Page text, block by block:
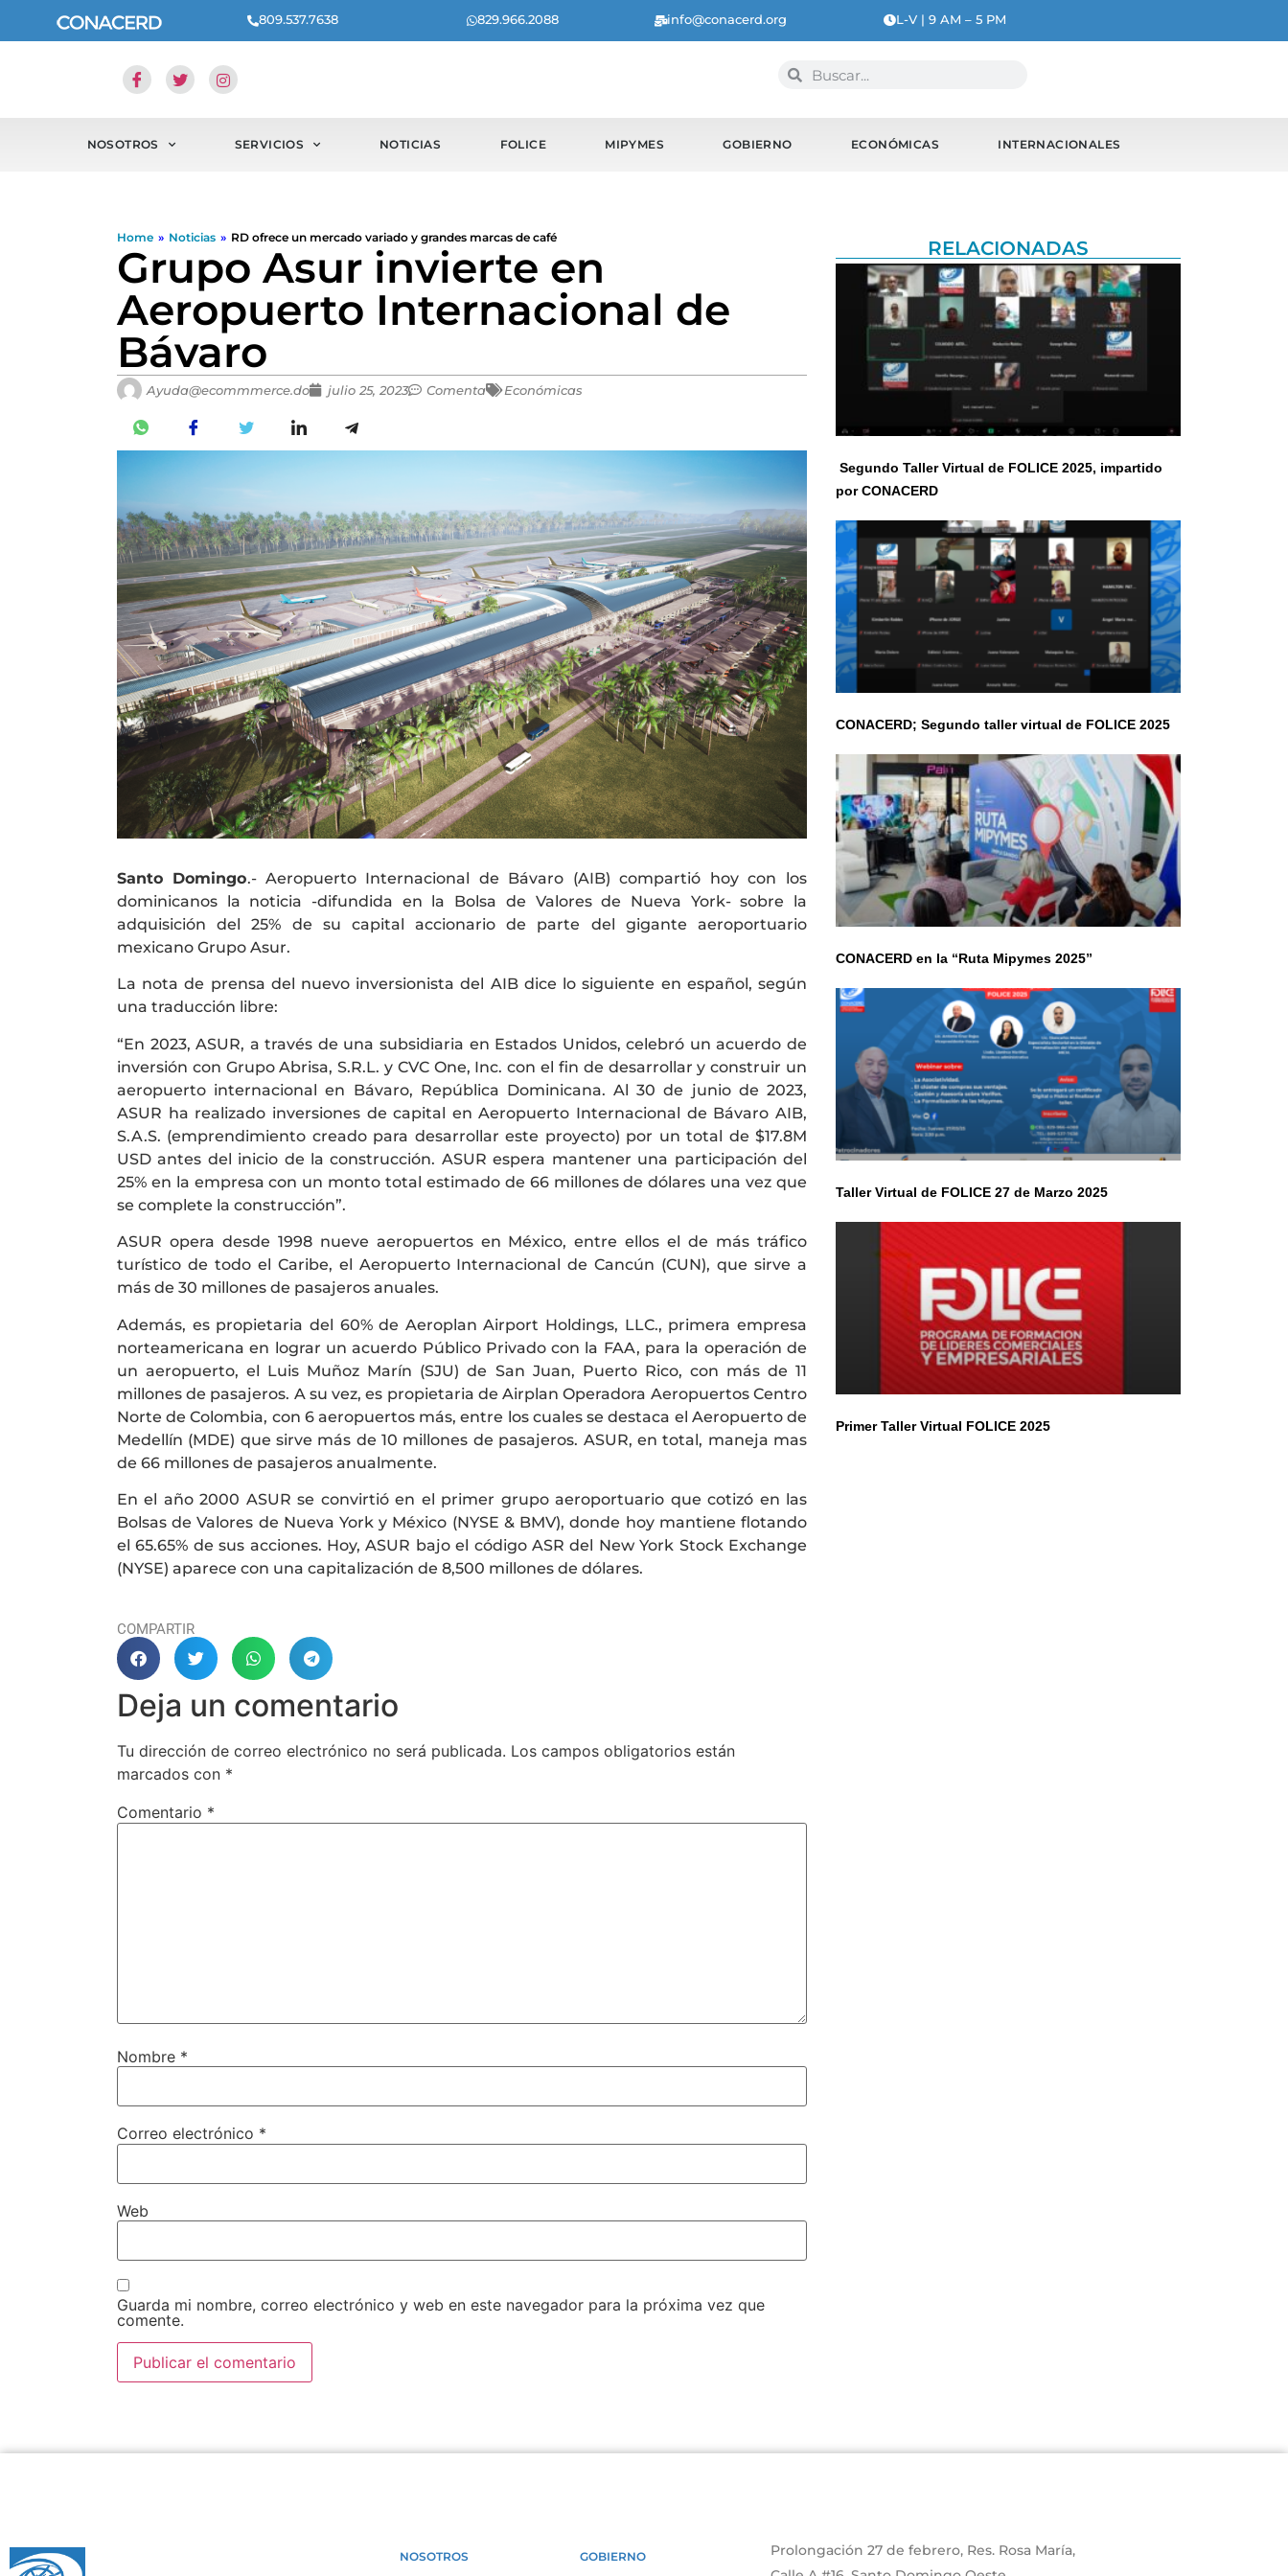
809.537.7638 829.966.2088 info@conacerd.org L-V | 9 AM – 5 PM
NOSOTROS SERVICIOS NOTICIAS FOLICE MIPYMES GOBIERNO ECONÓMICAS INTERNACIONALES
Home » Noticias » RD ofrece un mercado variado y grandes marcas de café
Grupo Asur invierte en
Aeropuerto Internacional de
Bávaro
Ayuda@ecommmerce.do julio 25, 2023 Comenta Económicas
Santo Domingo.- Aeropuerto Internacional de Bávaro (AIB) compartió hoy con los
dominicanos la noticia -difundida en la Bolsa de Valores de Nueva York- sobre la
adquisición del 25% de su capital accionario de parte del gigante aeroportuario
mexicano Grupo Asur.
La nota de prensa del nuevo inversionista del AIB dice lo siguiente en español, según
una traducción libre:
“En 2023, ASUR, a través de una subsidiaria en Estados Unidos, celebró un acuerdo de
inversión con Grupo Abrisa, S.R.L. y CVC One, Inc. con el fin de desarrollar y construir un
aeropuerto internacional en Bávaro, República Dominicana. Al 30 de junio de 2023,
ASUR ha realizado inversiones de capital en Aeropuerto Internacional de Bávaro AIB,
S.A.S. (emprendimiento creado para desarrollar este proyecto) por un total de $17.8M
USD antes del inicio de la construcción. ASUR espera mantener una participación del
25% en la empresa con un monto total estimado de 66 millones de dólares una vez que
se complete la construcción”.
ASUR opera desde 1998 nueve aeropuertos en México, entre ellos el de más tráfico
turístico de todo el Caribe, el Aeropuerto Internacional de Cancún (CUN), que sirve a
más de 30 millones de pasajeros anuales.
Además, es propietaria del 60% de Aeroplan Airport Holdings, LLC., primera empresa
norteamericana en lograr un acuerdo Público Privado con la FAA, para la operación de
un aeropuerto, el Luis Muñoz Marín (SJU) de San Juan, Puerto Rico, con más de 11
millones de pasajeros. A su vez, es propietaria de Airplan Operadora Aeropuertos Centro
Norte de Colombia, con 6 aeropuertos más, entre los cuales se destaca el Aeropuerto de
Medellín (MDE) que sirve más de 10 millones de pasajeros. ASUR, en total, maneja mas
de 66 millones de pasajeros anualmente.
En el año 2000 ASUR se convirtió en el primer grupo aeroportuario que cotizó en las
Bolsas de Valores de Nueva York y México (NYSE & BMV), donde hoy mantiene flotando
el 65.65% de sus acciones. Hoy, ASUR bajo el código ASR del New York Stock Exchange
(NYSE) aparece con una capitalización de 8,500 millones de dólares.
COMPARTIR
Deja un comentario
Tu dirección de correo electrónico no será publicada. Los campos obligatorios están
marcados con *
Comentario *
Nombre *
Correo electrónico *
Web
Guarda mi nombre, correo electrónico y web en este navegador para la próxima vez que
comente.
RELACIONADAS
Segundo Taller Virtual de FOLICE 2025, impartido
por CONACERD
CONACERD; Segundo taller virtual de FOLICE 2025
CONACERD en la “Ruta Mipymes 2025”
Taller Virtual de FOLICE 27 de Marzo 2025
Primer Taller Virtual FOLICE 2025
NOSOTROS GOBIERNO
Prolongación 27 de febrero, Res. Rosa María,